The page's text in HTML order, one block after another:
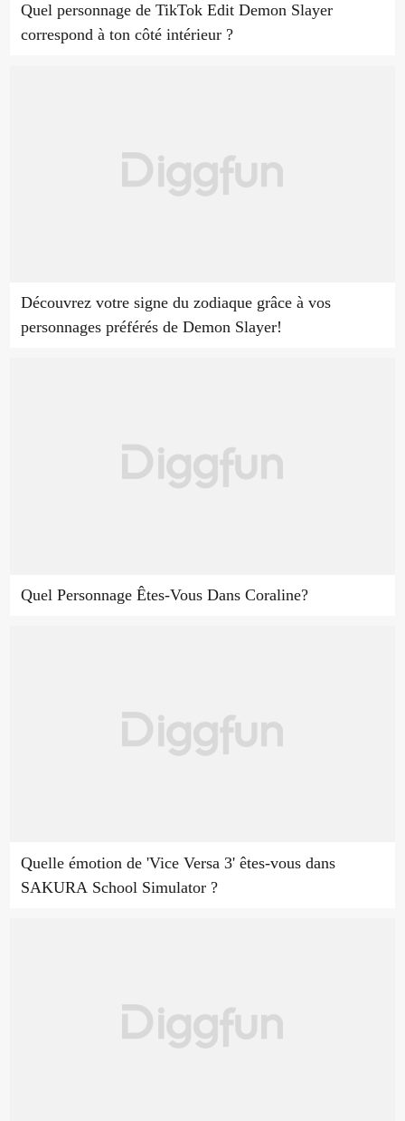
Quel personnage de TikTok Edit Demon Slayer
correspond à ton côté intérieur ?
Découvrez votre signe du zodiaque grâce à vos
personnages préférés de Demon Slayer!
Quel Personnage Êtes-Vous Dans Coraline?
Quelle émotion de 'Vice Versa 3' êtes-vous dans
SAKURA School Simulator ?